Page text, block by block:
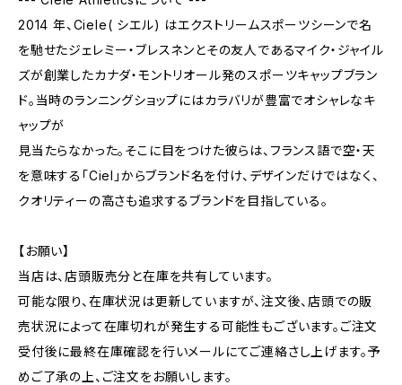
2014 年、Ciele( シエル) はエクストリームスポーツシーンで名
を馳せたジェレミー・ブレスネンとその友人であるマイク・ジャイル
ズが創業したカナダ・モントリオール発のスポーツキャップブラン
ド。当時のランニングショップにはカラバリが豊富でオシャレなキ
ャップが
見当たらなかった。そこに目をつけた彼らは、フランス語で空・天
を意味する「Ciel」からブランド名を付け、デザインだけではなく、
クオリティーの高さも追求するブランドを目指している。
【お願い】
当店は、店頭販売分と在庫を共有しています。
可能な限り、在庫状況は更新していますが、注文後、店頭での販
売状況によって在庫切れが発生する可能性もございます。ご注文
受付後に最終在庫確認を行いメールにてご連絡さし上げます。予
めご了承の上、ご注文をお願いします。